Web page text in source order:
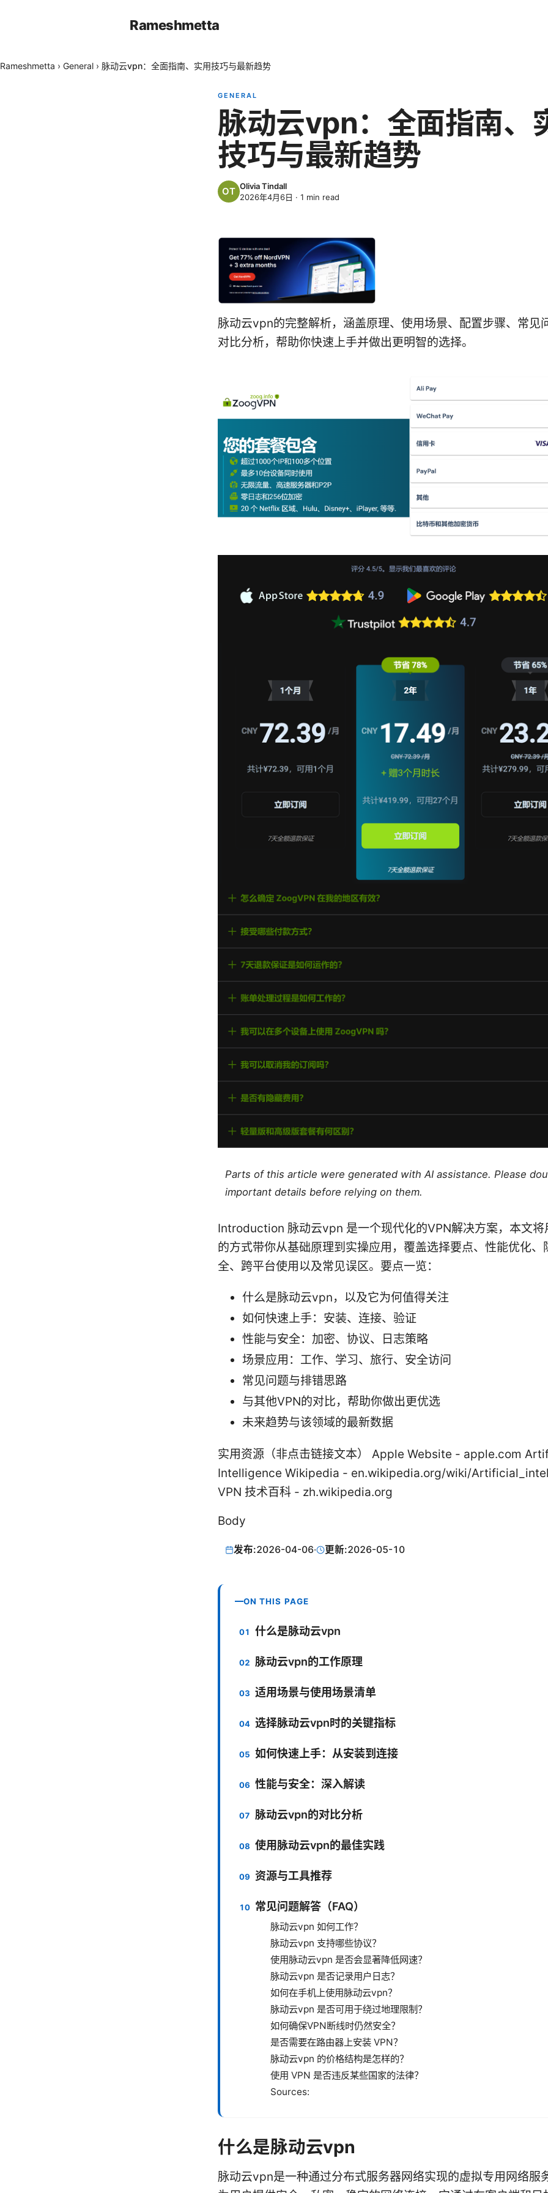
Rameshmetta
Rameshmetta › General › 脉动云vpn：全面指南、实用技巧与最新趋势
GENERAL
脉动云vpn：全面指南、
技巧与最新趋势
Olivia Tindall
2026年4月6日 · 1 min read
脉动云vpn的完整解析，涵盖原理、使用场景、配置步骤、常见
对比分析，帮助你快速上手并做出更明智的选择。
Parts of this article were generated with AI assistance. Please
important details before relying on them.
Introduction 脉动云vpn 是一个现代化的VPN解决方案，本文将
的方式带你从基础原理到实操应用，覆盖选择要点、性能优化、
全、跨平台使用以及常见误区。要点一览：
什么是脉动云vpn，以及它为何值得关注
如何快速上手：安装、连接、验证
性能与安全：加密、协议、日志策略
场景应用：工作、学习、旅行、安全访问
常见问题与排错思路
与其他VPN的对比，帮助你做出更优选
未来趋势与该领域的最新数据
实用资源（非点击链接文本） Apple Website - apple.com
Intelligence Wikipedia - en.wikipedia.org/wiki/
VPN 技术百科 - zh.wikipedia.org
Body
发布:2026-04-06· 更新:2026-05-10
ON THIS PAGE
什么是脉动云vpn
脉动云vpn的工作原理
适用场景与使用场景清单
选择脉动云vpn时的关键指标
如何快速上手：从安装到连接
性能与安全：深入解读
脉动云vpn的对比分析
使用脉动云vpn的最佳实践
资源与工具推荐
常见问题解答（FAQ）
脉动云vpn 如何工作？
脉动云vpn 支持哪些协议？
使用脉动云vpn 是否会显著降低网速？
脉动云vpn 是否记录用户日志？
如何在手机上使用脉动云vpn？
脉动云vpn 是否可用于绕过地理限制？
如何确保VPN断线时仍然安全？
是否需要在路由器上安装 VPN？
脉动云vpn 的价格结构是怎样的？
使用 VPN 是否违反某些国家的法律？
Sources:
什么是脉动云vpn
脉动云vpn是一种通过分布式服务器网络实现的虚拟专用网络服